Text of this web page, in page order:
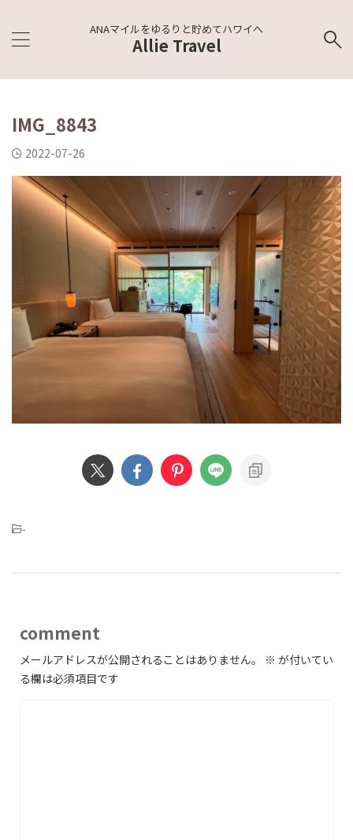
ANAマイルをゆるりと貯めてハワイへ
Allie Travel
IMG_8843
2022-07-26
-
comment
メールアドレスが公開されることはありません。 ※ が付いてい
る欄は必須項目です